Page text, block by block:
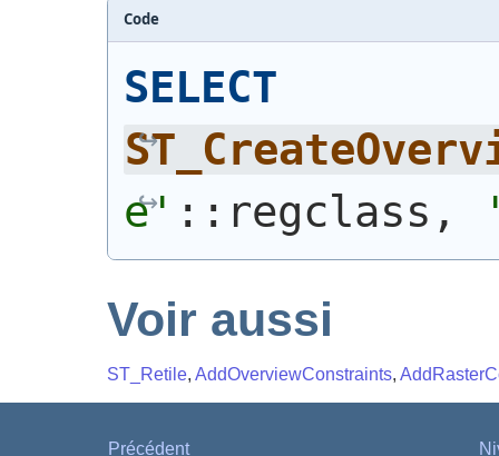
Code
SELECT
e' ::regclass,
Voir aussi
ST_Retile, AddOverviewConstraints,
Précédent